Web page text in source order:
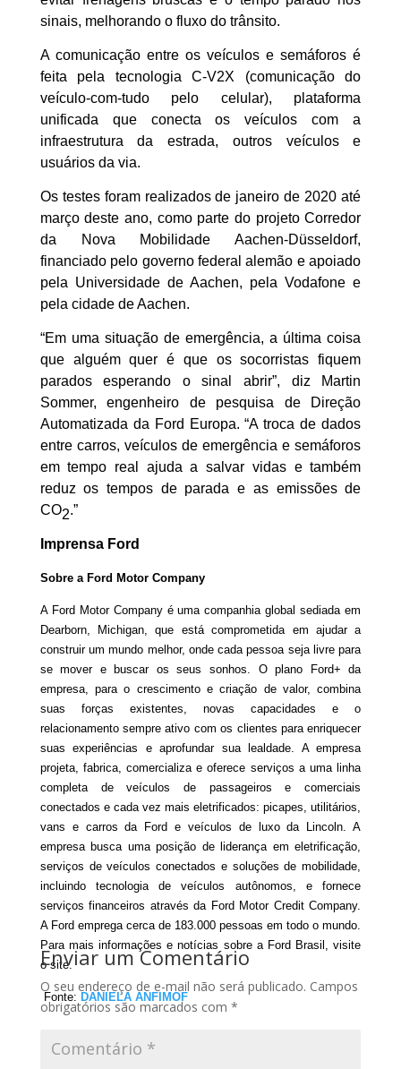
Lançame
nto do
de
Gestão de
Ativos no
Brasil –
Edição
2025
Receba o Seu
Gratuitamente
CLIQUE AQUI E BAIXE
GRATUITAMENTE!
sinais, melhorando o fluxo do trânsito.
A comunicação entre os veículos e semáforos é
feita pela tecnologia C-V2X (comunicação do
veículo-com-tudo pelo celular), plataforma
unificada que conecta os veículos com a
infraestrutura da estrada, outros veículos e
usuários da via.
Os testes foram realizados de janeiro de 2020 até
março deste ano, como parte do projeto Corredor
da Nova Mobilidade Aachen-Düsseldorf,
financiado pelo governo federal alemão e apoiado
pela Universidade de Aachen, pela Vodafone e
pela cidade de Aachen.
“Em uma situação de emergência, a última coisa
que alguém quer é que os socorristas fiquem
parados esperando o sinal abrir”, diz Martin
Sommer, engenheiro de pesquisa de Direção
Automatizada da Ford Europa. “A troca de dados
entre carros, veículos de emergência e semáforos
em tempo real ajuda a salvar vidas e também
reduz os tempos de parada e as emissões de
CO2.”
Imprensa Ford
Sobre a Ford Motor Company
A Ford Motor Company é uma companhia global sediada em
Dearborn, Michigan, que está comprometida em ajudar a
construir um mundo melhor, onde cada pessoa seja livre para
se mover e buscar os seus sonhos. O plano Ford+ da
empresa, para o crescimento e criação de valor, combina
suas forças existentes, novas capacidades e o
relacionamento sempre ativo com os clientes para enriquecer
suas experiências e aprofundar sua lealdade. A empresa
projeta, fabrica, comercializa e oferece serviços a uma linha
completa de veículos de passageiros e comerciais
conectados e cada vez mais eletrificados: picapes, utilitários,
vans e carros da Ford e veículos de luxo da Lincoln. A
empresa busca uma posição de liderança em eletrificação,
serviços de veículos conectados e soluções de mobilidade,
incluindo tecnologia de veículos autônomos, e fornece
serviços financeiros através da Ford Motor Credit Company.
A Ford emprega cerca de 183.000 pessoas em todo o mundo.
Para mais informações e notícias sobre a Ford Brasil, visite
o site.
Fonte: DANIELA ANFIMOF
Enviar um Comentário
O seu endereço de e-mail não será publicado. Campos
obrigatórios são marcados com *